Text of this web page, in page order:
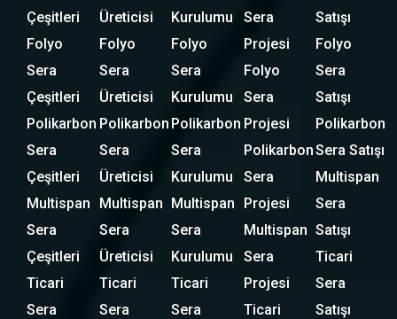
Çeşitleri
Folyo
Sera
Çeşitleri
Polikarbon
Sera
Çeşitleri
Multispan
Sera
Çeşitleri
Ticari
Sera
Üreticisi
Folyo
Sera
Üreticisi
Polikarbon
Sera
Üreticisi
Multispan
Sera
Üreticisi
Ticari
Sera
Kurulumu
Folyo
Sera
Kurulumu
Polikarbon
Sera
Kurulumu
Multispan
Sera
Kurulumu
Ticari
Sera
Sera
Projesi
Folyo
Sera
Projesi
Polikarbon
Sera
Projesi
Multispan
Sera
Projesi
Ticari
Satışı
Folyo
Sera
Satışı
Polikarbon
Sera Satışı
Multispan
Sera
Satışı
Ticari
Sera
Satışı